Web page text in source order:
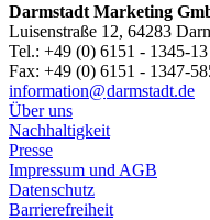
Darmstadt Marketing
Luisenstraße 12, 64283
Tel.: +49 (0) 6151 - 1345-13
Fax: +49 (0) 6151 - 1347-
information@darmstadt.de
Über uns
Nachhaltigkeit
Presse
Impressum und AGB
Datenschutz
Barrierefreiheit